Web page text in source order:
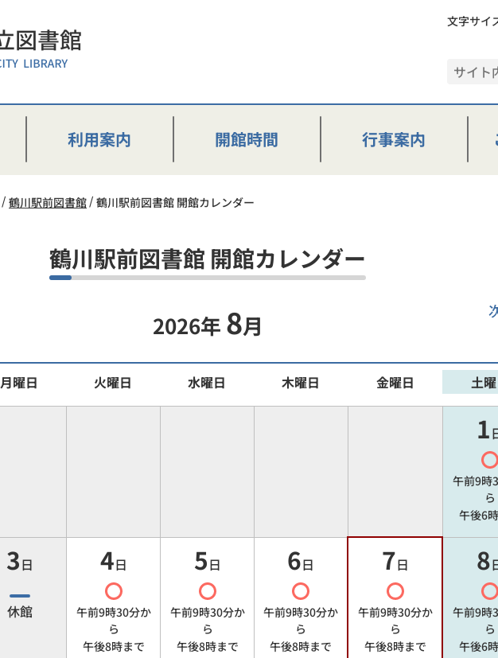
文字サイ
利用案内 開館時間 行事案内
鶴川駅前図書館 鶴川駅前図書館 開館カレンダー
鶴川駅前図書館 開館カレンダー
2026年 8月
月曜日 火曜日 水曜日 木曜日 金曜日 土
1
午前9時
ら
午後6時
3日
休館
4日
午前9時30分か
ら
午後8時まで
5日
午前9時30分か
ら
午後8時まで
6日
午前9時30分か
ら
午後8時まで
7日
午前9時30分か
ら
午後8時まで
8
午前9時
ら
午後6時